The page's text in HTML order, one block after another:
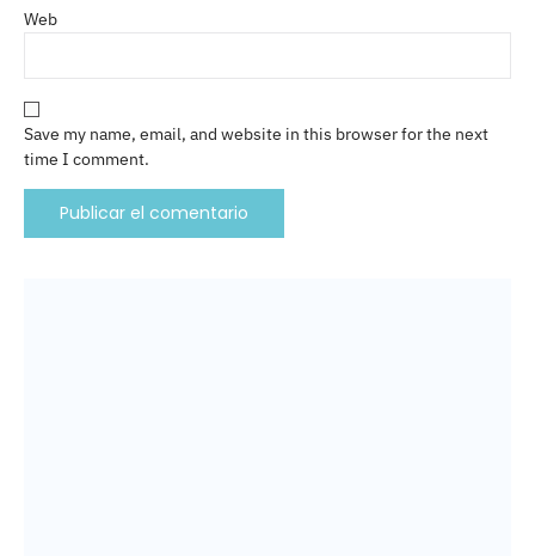
Web
Save my name, email, and website in this browser for the next
time I comment.